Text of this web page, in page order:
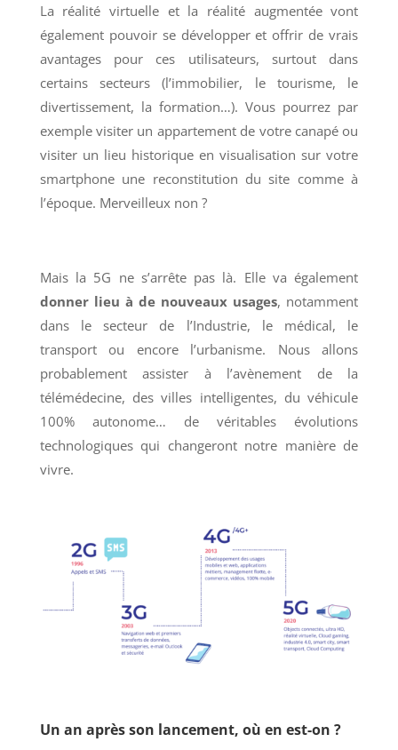
La réalité virtuelle et la réalité augmentée vont
également pouvoir se développer et offrir de vrais
avantages pour ces utilisateurs, surtout dans
certains secteurs (l’immobilier, le tourisme, le
divertissement, la formation…). Vous pourrez par
exemple visiter un appartement de votre canapé ou
visiter un lieu historique en visualisation sur votre
smartphone une reconstitution du site comme à
l’époque. Merveilleux non ?
Mais la 5G ne s’arrête pas là. Elle va également
donner lieu à de nouveaux usages, notamment
dans le secteur de l’Industrie, le médical, le
transport ou encore l’urbanisme. Nous allons
probablement assister à l’avènement de la
télémédecine, des villes intelligentes, du véhicule
100% autonome… de véritables évolutions
technologiques qui changeront notre manière de
vivre.
Un an après son lancement, où en est-on ?